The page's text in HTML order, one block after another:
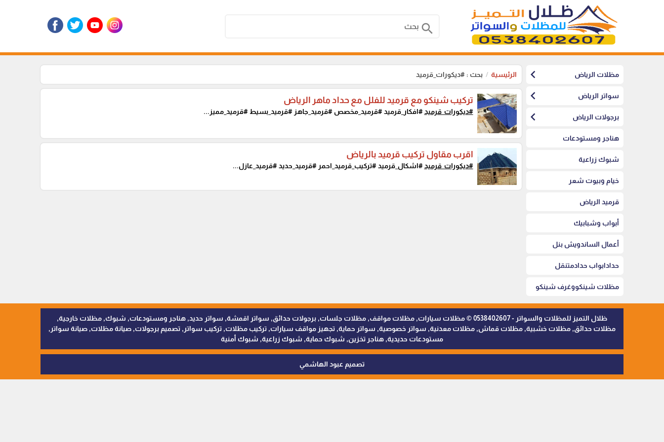
search
مظلات الرياض chevron_left
سواتر الرياض chevron_left
برجولات الرياض chevron_left
هناجر ومستودعات
شبوك زراعية
خيام وبيوت شعر
قرميد الرياض
أبواب وشبابيك
أعمال الساندويش بنل
حدادابواب حدادمتنقل
مظلات شينكووغرف شينكو
الرئيسية بحث : #ديكورات_قرميد
تركيب شينكو مع قرميد للفلل مع حداد ماهر الرياض
#ديكورات_قرميد#افكار_قرميد #قرميد_مخصص #قرميد_جاهز #قرميد_بسيط #قرميد_مميز...
اقرب مقاول تركيب قرميد بالرياض
#ديكورات_قرميد#اشكال_قرميد #تركيب_قرميد_احمر #قرميد_حديد #قرميد_عازل...
ظلال التميز للمظلات والسواتر - 0538402607 © مظلات سيارات, مظلات مواقف, مظلات جلسات, برجولات حدائق, سواتر اقمشة, سواتر حديد, هناجر ومستودعات, شبوك, مظلات خارجية,
مظلات حدائق, مظلات خشبية, مظلات قماش, مظلات معدنية, سواتر خصوصية, سواتر حماية, تجهيز مواقف سيارات, تركيب مظلات, تركيب سواتر, تصميم برجولات, صيانة مظلات, صيانة سواتر,
مستودعات حديدية, هناجر تخزين, شبوك حماية, شبوك زراعية, شبوك أمنية
تصميم عبود الهاشمي